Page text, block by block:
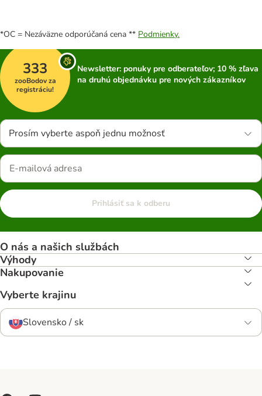
*OC = Nezáväzne odporúčaná cena ** Podmienky.
333
zooBodov za
registráciu!
Newsletter: ponuky pre odberateľov; 10 % zľava
na druhú objednávku pre nových zákazníkov
Prosím vyberte aspoň jednu možnosť
Prihlásiť sa k odberu
O nás a našich službách
Výhody
Nakupovanie
Vyberte krajinu
Slovensko / sk